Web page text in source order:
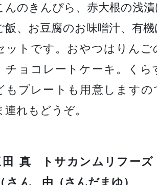
んのきんぴら、赤大根の浅
飯、お豆腐のお味噌汁、有
ットです。おやつはりんご
チョコレートケーキ。くら
もプレートも用意しますの
連れもどうぞ。
トサカンムリフー
由（さんだまゆ）